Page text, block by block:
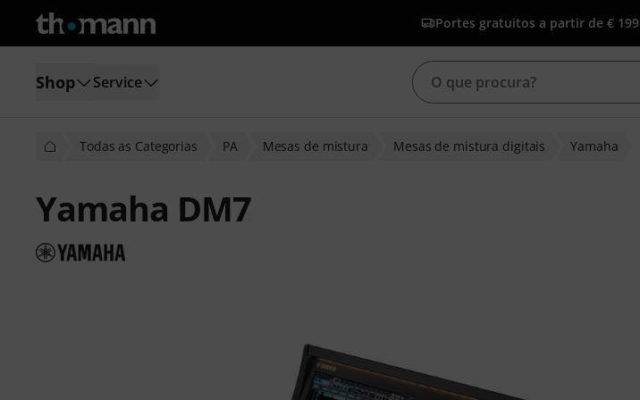
Portes gratuitos a partir de € 199
Shop Service
Todas as Categorias PA Mesas de mistura Mesas de mistura digitais Yamaha
Yamaha DM7